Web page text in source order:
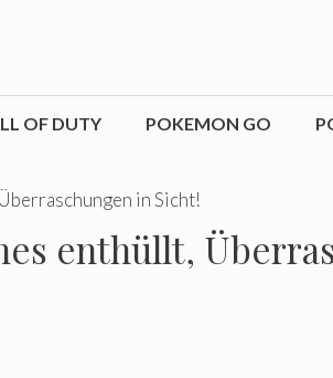
OF DUTY POKEMON GO
in Sicht!
enthüllt,